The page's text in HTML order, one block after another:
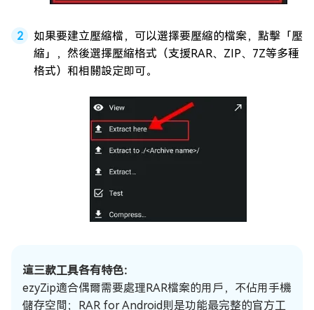
如果要建立壓縮檔，可以選擇要壓縮的檔案，點擊「壓
縮」，然後選擇壓縮格式（支援RAR、ZIP、7Z等多種
格式）和相關設定即可。
這三款工具各有特色：
ezyZip適合偶爾需要處理RAR檔案的用戶，不佔用手機
儲存空間；RAR for Android則是功能最完整的官方工